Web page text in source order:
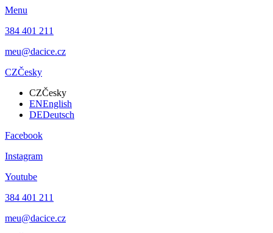
Menu
384 401 211
meu@dacice.cz
CZČesky
CZČesky
ENEnglish
DEDeutsch
Facebook
Instagram
Youtube
384 401 211
meu@dacice.cz